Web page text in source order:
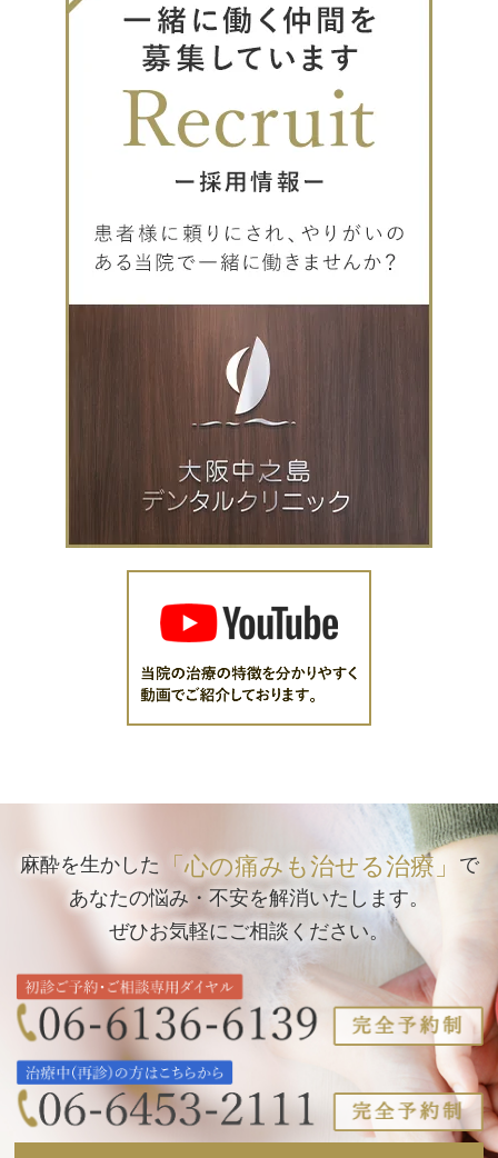
麻酔を生かした 「心の痛みも治せる治療」
で
あなたの悩み・不安を解消いたします。
ぜひお気軽にご相談ください。